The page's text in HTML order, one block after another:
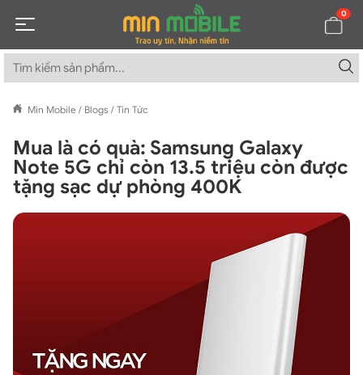
0
Min Mobile / Blogs / Tin Tức
Mua là có quà: Samsung Galaxy
Note 5G chỉ còn 13.5 triệu còn được
tặng sạc dự phòng 400K